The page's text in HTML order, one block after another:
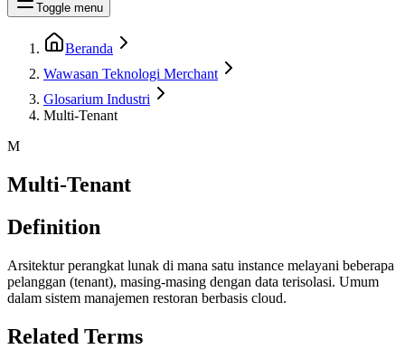
Toggle menu
Beranda
Wawasan Teknologi Merchant
Glosarium Industri
Multi-Tenant
M
Multi-Tenant
Definition
Arsitektur perangkat lunak di mana satu instance melayani beberapa
pelanggan (tenant), masing-masing dengan data terisolasi. Umum
dalam sistem manajemen restoran berbasis cloud.
Related Terms